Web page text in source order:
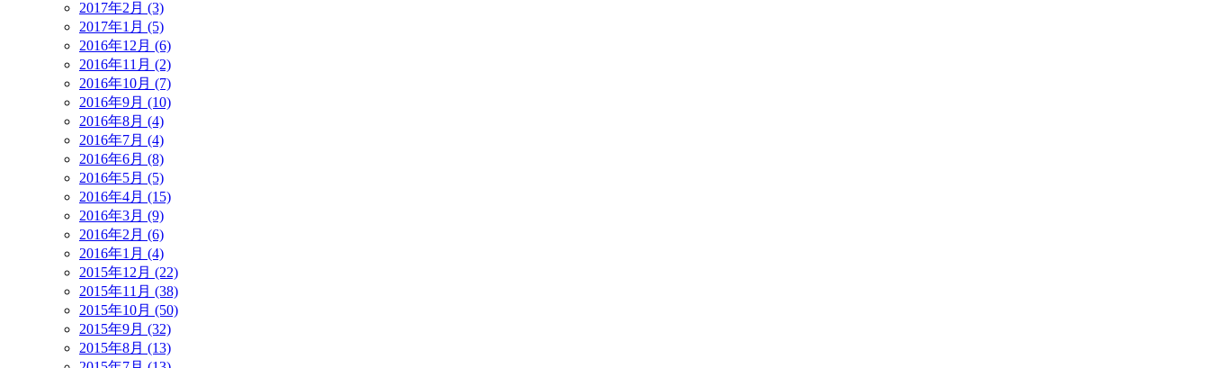
2017年2月 (3)
2017年1月 (5)
2016年12月 (6)
2016年11月 (2)
2016年10月 (7)
2016年9月 (10)
2016年8月 (4)
2016年7月 (4)
2016年6月 (8)
2016年5月 (5)
2016年4月 (15)
2016年3月 (9)
2016年2月 (6)
2016年1月 (4)
2015年12月 (22)
2015年11月 (38)
2015年10月 (50)
2015年9月 (32)
2015年8月 (13)